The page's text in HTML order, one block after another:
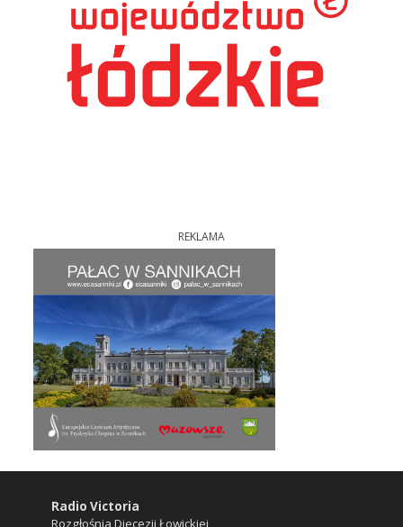
REKLAMA
Radio Victoria
Rozgłośnia Diecezji Łowickiej